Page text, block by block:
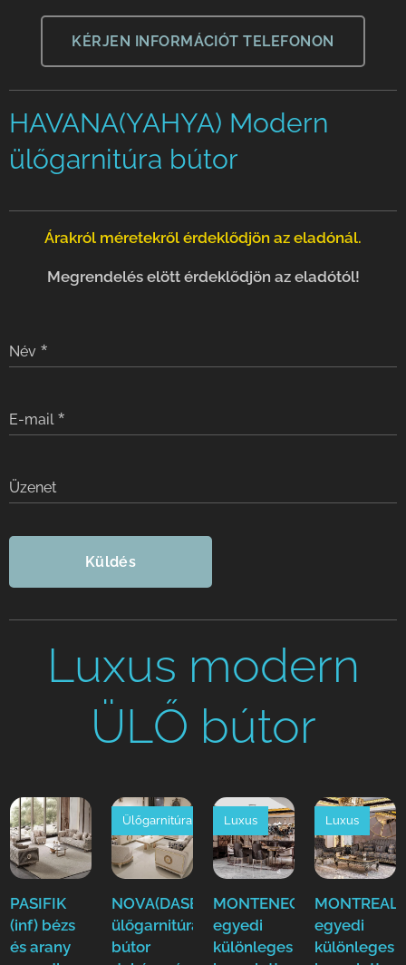
KÉRJEN INFORMÁCIÓT TELEFONON
HAVANA(YAHYA) Modern
ülőgarnitúra bútor
Árakról méretekről érdeklődjön az eladónál.
Megrendelés elött érdeklődjön az eladótól!
Név
E-mail
Üzenet
Küldés
Luxus modern
ÜLŐ bútor
PASIFIK
(inf) bézs
és arany
NOVA(DASE)
ülőgarnitúra
bútor
Ülőgarnitúra
MONTENEGRO(EFE)Luxus
egyedi
különleges
Luxus
egyedi
különleges
Luxus